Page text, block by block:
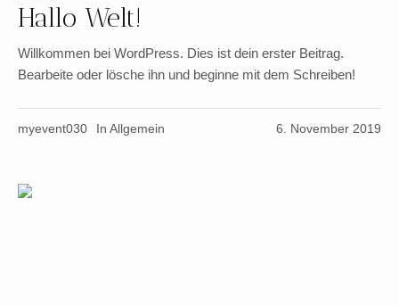
Hallo Welt!
Willkommen bei WordPress. Dies ist dein erster Beitrag.
Bearbeite oder lösche ihn und beginne mit dem Schreiben!
6. November 2019
myevent030 In Allgemein